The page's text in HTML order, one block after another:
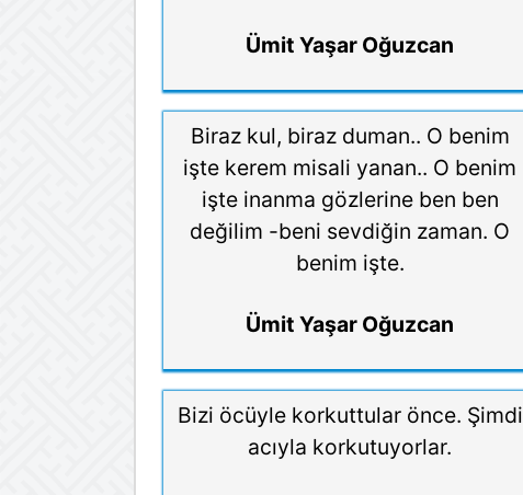
Ümit Yaşar Oğuzcan
Biraz kul, biraz duman.. O benim
işte kerem misali yanan.. O benim
işte inanma gözlerine ben ben
değilim -beni sevdiğin zaman. O
benim işte.
Ümit Yaşar Oğuzcan
Bizi öcüyle korkuttular önce. Şimdi
acıyla korkutuyorlar.